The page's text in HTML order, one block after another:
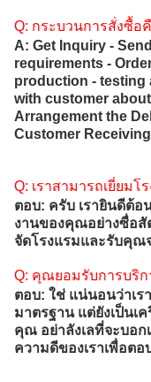
Q: กระบวนการสั่งซื้อ
A: Get Inquiry -
requirements -
production - testing
with customer
Arrangement the
Customer
Q: เราสามารถเยี่ยม
ตอบ: ครับ เรายินดีต้
งานของคุณอย่างซื่อสัต
จัดโรงแรมและรับคุณ
Q: คุณยอมรับการบริก
ตอบ: ใช่ แน่นอนว่าเร
มาตรฐาน แต่ยังเป็นเ
คุณ อย่าลังเลที่จะบอก
ความดีของเราเพื่อต